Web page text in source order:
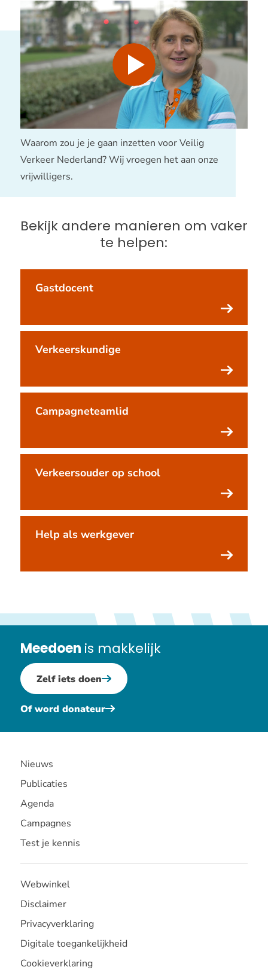
zorgen
dat
iedereen
Afspelen
Waarom zou je je gaan inzetten voor Veilig
Verkeer Nederland? Wij vroegen het aan onze
vrijwilligers.
Bekijk andere manieren om vaker
te helpen:
Gastdocent
Verkeerskundige
Campagneteamlid
Verkeersouder op school
Help als werkgever
Meedoen is makkelijk
Zelf iets doen
Of word donateur
Nieuws
Publicaties
Agenda
Campagnes
Test je kennis
Webwinkel
Disclaimer
Privacyverklaring
Digitale toegankelijkheid
Cookieverklaring